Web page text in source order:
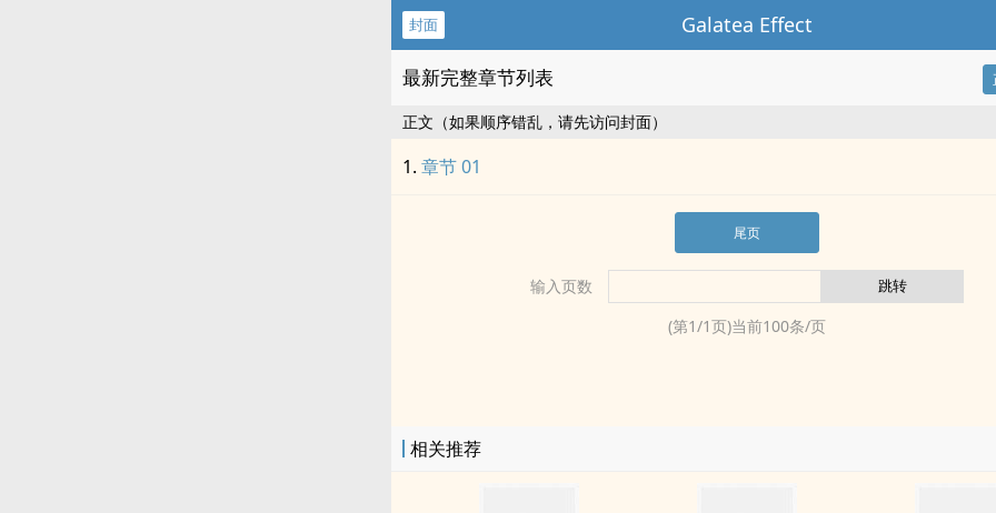
封面 Galatea Effect
最新完整章节列表
正文（如果顺序错乱，请先访问封面）
章节 01
尾页
输入页数
(第1/1页)当前100条/页
相关推荐